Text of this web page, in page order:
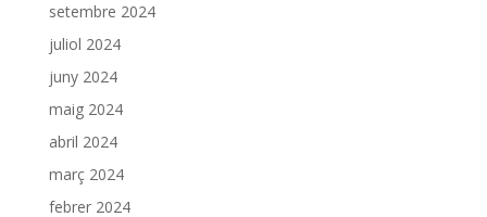
setembre 2024
juliol 2024
juny 2024
maig 2024
abril 2024
març 2024
febrer 2024